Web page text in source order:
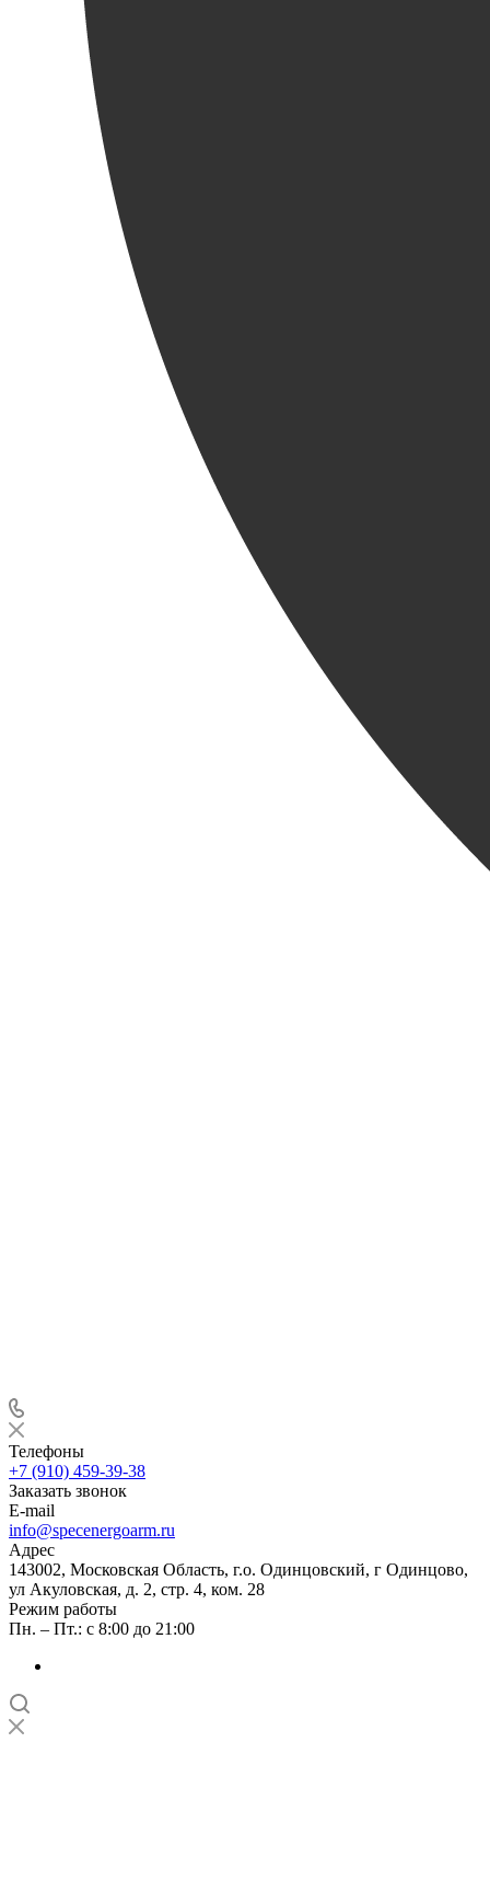
Телефоны
+7 (910) 459-39-38
Заказать звонок
E-mail
info@specenergoarm.ru
Адрес
143002, Московская Область, г.о. Одинцовский, г Одинцово,
ул Акуловская, д. 2, стр. 4, ком. 28
Режим работы
Пн. – Пт.: с 8:00 до 21:00